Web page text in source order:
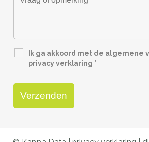
Ik ga akkoord met de algemene
privacy verklaring *